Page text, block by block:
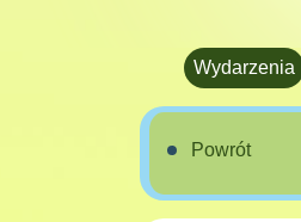
Wydarzenia
Powrót